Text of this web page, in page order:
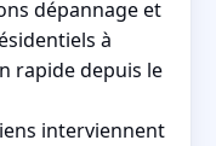
dépannage et
à
rapide depuis le
interviennent